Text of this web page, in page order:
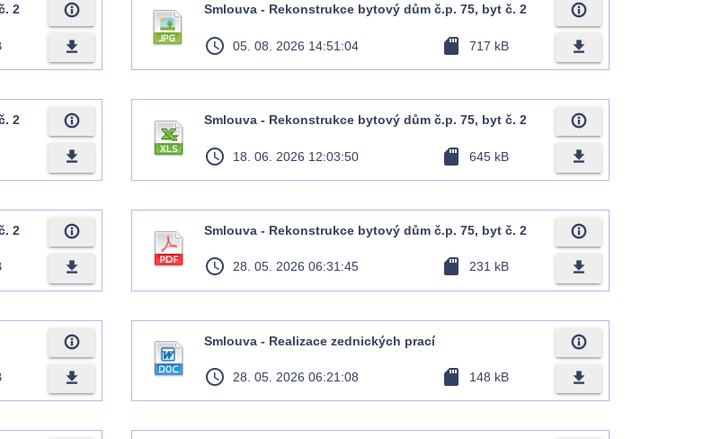
2 info_outline
file_download
Smlouva - Rekonstrukce bytový dům č.p. 75, byt č. 2
access_time 05. 08. 2026 14:51:04 sd_card 717 kB
info_outline
file_download
2 info_outline
file_download
Smlouva - Rekonstrukce bytový dům č.p. 75, byt č. 2
access_time 18. 06. 2026 12:03:50 sd_card 645 kB
info_outline
file_download
2 info_outline
file_download
Smlouva - Rekonstrukce bytový dům č.p. 75, byt č. 2
access_time 28. 05. 2026 06:31:45 sd_card 231 kB
info_outline
file_download
info_outline
file_download
Smlouva - Realizace zednických prací
access_time 28. 05. 2026 06:21:08 sd_card 148 kB
info_outline
file_download